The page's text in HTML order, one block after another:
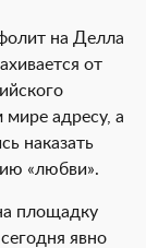
на Делла
от
мире адресу, а
наказать
«любви».
площадку
явно